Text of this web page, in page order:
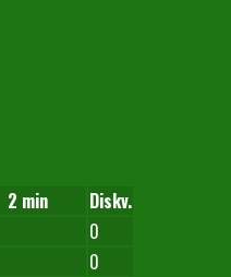
2 min
Diskv.
0
0